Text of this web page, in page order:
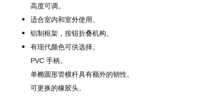
高度可调。
适合室内和室外使用。
铝制框架，按钮折叠机构。
有现代颜色可供选择。
PVC 手柄。
单椭圆形管横杆具有额外的韧性。
可更换的橡胶头。